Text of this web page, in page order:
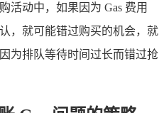
活动中，如果因为 Gas 费用
，就可能错过购买的机会，就
为排队等待时间过长而错过抢